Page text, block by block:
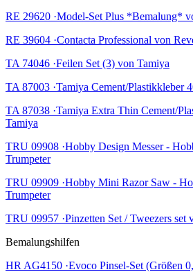
RE 29620 ·Model-Set Plus *Bemalung*
RE 39604 ·Contacta Professional von
TA 74046 ·Feilen Set (3) von Tamiya
TA 87003 ·Tamiya Cement/Plastikkleber
TA 87038 ·Tamiya Extra Thin Cement/
Tamiya
TRU 09908 ·Hobby Design Messer -
Trumpeter
TRU 09909 ·Hobby Mini Razor Saw -
Trumpeter
TRU 09957 ·Pinzetten Set / Tweezers set
Bemalungshilfen
HR AG4150 ·Evoco Pinsel-Set (Größen